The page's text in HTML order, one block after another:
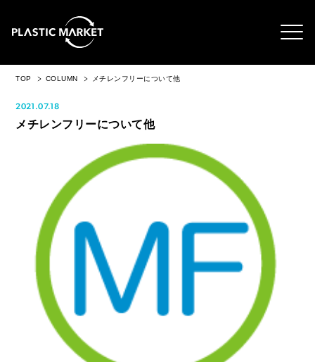
TOP COLUMN メチレンフリーについて他
2021.07.18
メチレンフリーについて他